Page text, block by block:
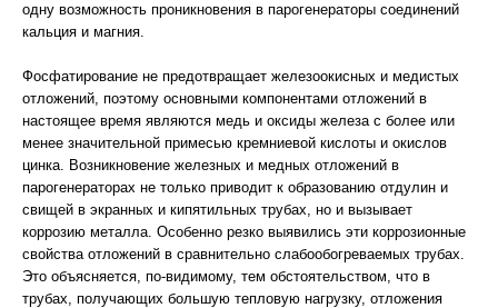
одну возможность проникновения в парогенераторы соединений
кальция и магния.
Фосфатирование не предотвращает железоокисных и медистых
отложений, поэтому основными компонентами отложений в
настоящее время являются медь и оксиды железа с более или
менее значительной примесью кремниевой кислоты и окислов
цинка. Возникновение железных и медных отложений в
парогенераторах не только приводит к образованию отдулин и
свищей в экранных и кипятильных трубах, но и вызывает
коррозию металла. Особенно резко выявились эти коррозионные
свойства отложений в сравнительно слабообогреваемых трубах.
Это объясняется, по-видимому, тем обстоятельством, что в
трубах, получающих большую тепловую нагрузку, отложения